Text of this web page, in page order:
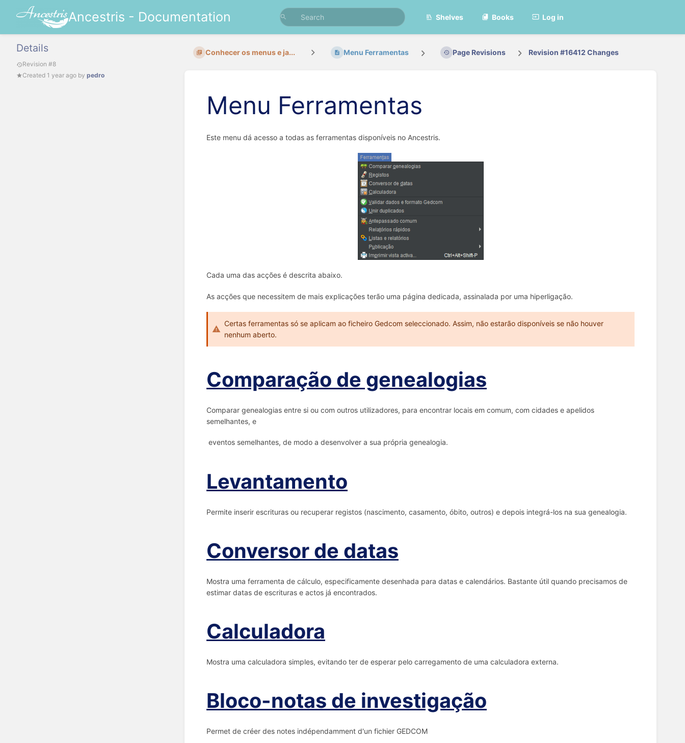
Ancestris - Documentation Shelves Books Log in
Details
Revision #8
Created 1 year ago by pedro
Conhecer os menus e ja... Menu Ferramentas Page Revisions Revision #16412 Changes
Menu Ferramentas
Este menu dá acesso a todas as ferramentas disponíveis no Ancestris.
Cada uma das acções é descrita abaixo.
As acções que necessitem de mais explicações terão uma página dedicada, assinalada por uma hiperligação.
Certas ferramentas só se aplicam ao ficheiro Gedcom seleccionado. Assim, não estarão disponíveis se não houver
nenhum aberto.
Comparação de genealogias
Comparar genealogias entre si ou com outros utilizadores, para encontrar locais em comum, com cidades e apelidos
semelhantes, e
eventos semelhantes, de modo a desenvolver a sua própria genealogia.
Levantamento
Permite inserir escrituras ou recuperar registos (nascimento, casamento, óbito, outros) e depois integrá-los na sua genealogia.
Conversor de datas
Mostra uma ferramenta de cálculo, especificamente desenhada para datas e calendários. Bastante útil quando precisamos de
estimar datas de escrituras e actos já encontrados.
Calculadora
Mostra uma calculadora simples, evitando ter de esperar pelo carregamento de uma calculadora externa.
Bloco-notas de investigação
Permet de créer des notes indépendamment d'un fichier GEDCOM